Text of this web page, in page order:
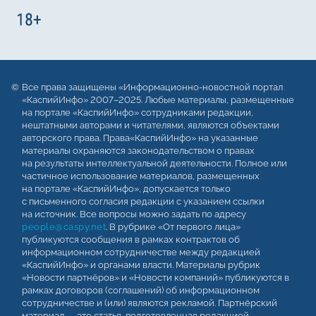
Все права защищены «Информационно-новостной портал
«КаспийИнфо» 2007–2025. Любые материалы, размещенные
на портале «КаспийИнфо» сотрудниками редакции,
нештатными авторами и читателями, являются объектами
авторского права. Права«КаспийИнфо» на указанные
материалы охраняются законодательством о правах
на результаты интеллектуальной деятельности. Полное или
частичное использование материалов, размещенных
на портале «КаспийИнфо», допускается только
с письменного согласия редакции с указанием ссылки
на источник. Все вопросы можно задать по адресу
people@caspy.net. В рубрике «От первого лица»
публикуются сообщения в рамках контрактов об
информационном сотрудничестве между редакцией
«КаспийИнфо» и органами власти. Материалы рубрик
«Новости партнёров» и «Новости компаний» публикуются в
рамках договоров (соглашений) об информационном
сотрудничестве и (или) являются рекламой. Партнёрский